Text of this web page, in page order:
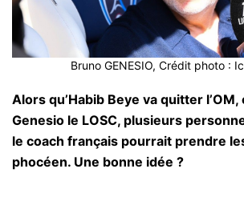
Bruno GENESIO, Crédit photo :
Alors qu’Habib Beye va quitter
Genesio le LOSC, plusieurs
le coach français pourrait prendre
phocéen. Une bonne idée ?